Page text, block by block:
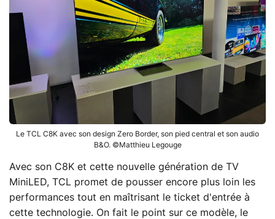
Le TCL C8K avec son design Zero Border, son pied central et son audio
B&O. ©Matthieu Legouge
Avec son C8K et cette nouvelle génération de TV
MiniLED, TCL promet de pousser encore plus loin les
performances tout en maîtrisant le ticket d'entrée à
cette technologie. On fait le point sur ce modèle, le